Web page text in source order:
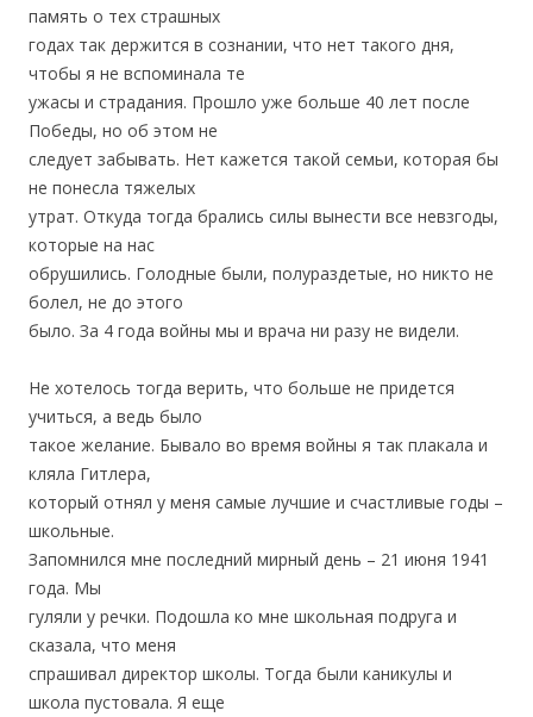
память о тех страшных
годах так держится в сознании, что нет такого дня,
чтобы я не вспоминала те
ужасы и страдания. Прошло уже больше 40 лет после
Победы, но об этом не
следует забывать. Нет кажется такой семьи, которая бы
не понесла тяжелых
утрат. Откуда тогда брались силы вынести все невзгоды,
которые на нас
обрушились. Голодные были, полураздетые, но никто не
болел, не до этого
было. За 4 года войны мы и врача ни разу не видели.
Не хотелось тогда верить, что больше не придется
учиться, а ведь было
такое желание. Бывало во время войны я так плакала и
кляла Гитлера,
который отнял у меня самые лучшие и счастливые годы –
школьные.
Запомнился мне последний мирный день – 21 июня 1941
года. Мы
гуляли у речки. Подошла ко мне школьная подруга и
сказала, что меня
спрашивал директор школы. Тогда были каникулы и
школа пустовала. Я еще